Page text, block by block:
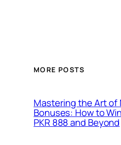
MORE POSTS
Mastering the Art of
Bonuses: How to
PKR 888 and Beyond